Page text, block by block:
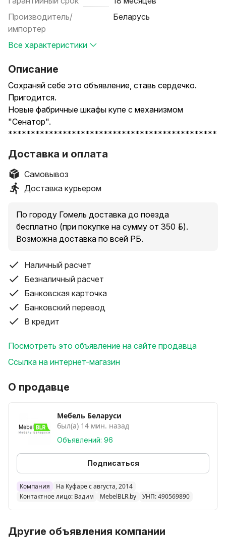
Производитель/
импортер
Беларусь
Все характеристики
Описание
Сохраняй себе это объявление, ставь сердечко.
Пригодится.
Новые фабричные шкафы купе с механизмом
"Сенатор".
**********************************************
размерам.
По ширине: 1200 мм, 1300 мм, 1400 мм, 1500 мм, 1600
мм, 1760 мм, 1900 мм, 2050 мм, 2200 мм, 2300 мм.
При этом, если шкаф купе длиной от 1200 до 1600
При длине от 1760 до 2300 мм- 3 двери-купе.
Высота: 2300 мм.
Глубина: 620 мм.
Варианты исполнения: без зеркал, с зеркалом (на
одну, две или три двери), фотопечать или лакобель.
В зависимости от размера, типа дверей- разная
стоимость.
Стоимость шкафа указана без зеркал, размером
1400 мм!!!
**********************************************
Больше моделей смотрите у нас на сайте mebelblr.by
объявления продавца".
в любую точку РБ.
***********************************************
Звоните мне по телефону. Подберем для Вас
Доставка и оплата
Самовывоз
Доставка курьером
По городу Гомель доставка до поезда
бесплатно (при покупке на сумму от 350 руб.).
Возможна доставка по всей РБ.
Наличный расчет
Безналичный расчет
Банковская карточка
Банковский перевод
В кредит
Посмотреть это объявление на сайте продавца
Ссылка на интернет-магазин
О продавце
Мебель Беларуси
был(а) 14 мин. назад
Объявлений: 96
Подписаться
Компания
На Куфаре с августа, 2014
Контактное лицо: Вадим
MebelBLR.by УНП: 490569890
Другие объявления компании